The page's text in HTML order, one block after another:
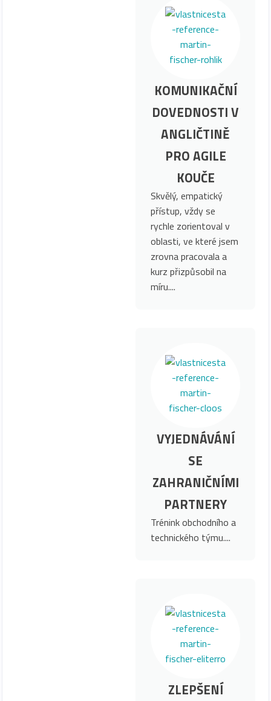
KOMUNIKAČNÍ
DOVEDNOSTI V
ANGLIČTINĚ
PRO AGILE
KOUČE
Skvělý, empatický
přístup, vždy se
rychle zorientoval v
oblasti, ve které jsem
zrovna pracovala a
kurz přizpůsobil na
míru....
VYJEDNÁVÁNÍ
SE
ZAHRANIČNÍMI
PARTNERY
Trénink obchodního a
technického týmu....
ZLEPŠENÍ